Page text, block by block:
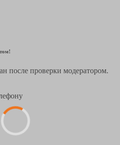
после проверки модератором.